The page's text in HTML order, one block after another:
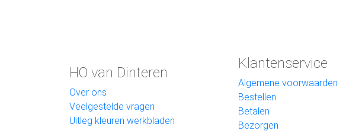
HO van Dinteren
Over ons
Veelgestelde vragen
Uitleg kleuren werkbladen
Klantenservice
Algemene voorwaarden
Bestellen
Betalen
Bezorgen